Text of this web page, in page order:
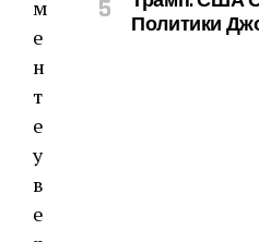
м
е
н
т
е
у
в
е
Политики